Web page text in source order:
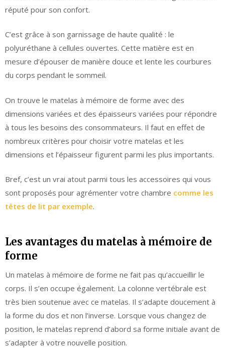
réputé pour son confort.
C’est grâce à son garnissage de haute qualité : le
polyuréthane à cellules ouvertes. Cette matière est en
mesure d’épouser de manière douce et lente les courbures
du corps pendant le sommeil.
On trouve le matelas à mémoire de forme avec des
dimensions variées et des épaisseurs variées pour répondre
à tous les besoins des consommateurs. Il faut en effet de
nombreux critères pour choisir votre matelas et les
dimensions et l’épaisseur figurent parmi les plus importants.
Bref, c’est un vrai atout parmi tous les accessoires qui vous
sont proposés pour agrémenter votre chambre comme les
têtes de lit par exemple.
Les avantages du matelas à mémoire de
forme
Un matelas à mémoire de forme ne fait pas qu’accueillir le
corps. Il s’en occupe également. La colonne vertébrale est
très bien soutenue avec ce matelas. Il s’adapte doucement à
la forme du dos et non l’inverse. Lorsque vous changez de
position, le matelas reprend d’abord sa forme initiale avant de
s’adapter à votre nouvelle position.